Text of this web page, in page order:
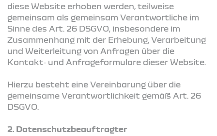
diese Website erhoben werden, teilweise
gemeinsam als gemeinsam Verantwortliche im
Sinne des Art. 26 DSGVO, insbesondere im
Zusammenhang mit der Erhebung, Verarbeitung
und Weiterleitung von Anfragen über die
Kontakt‑ und Anfrageformulare dieser Website.
Hierzu besteht eine Vereinbarung über die
gemeinsame Verantwortlichkeit gemäß Art. 26
DSGVO.
2. Datenschutzbeauftragter